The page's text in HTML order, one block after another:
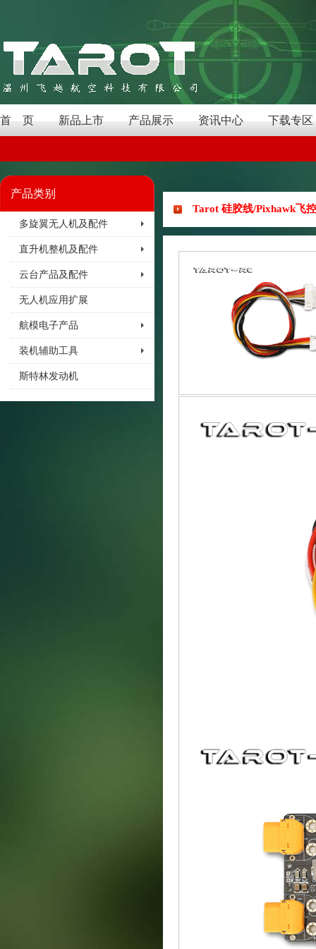
首 页 新品上市 产品展示 资讯中心 下载专区
产品类别
多旋翼无人机及配件
直升机整机及配件
云台产品及配件
无人机应用扩展
航模电子产品
装机辅助工具
斯特林发动机
Tarot 硅胶线/Pixhawk飞